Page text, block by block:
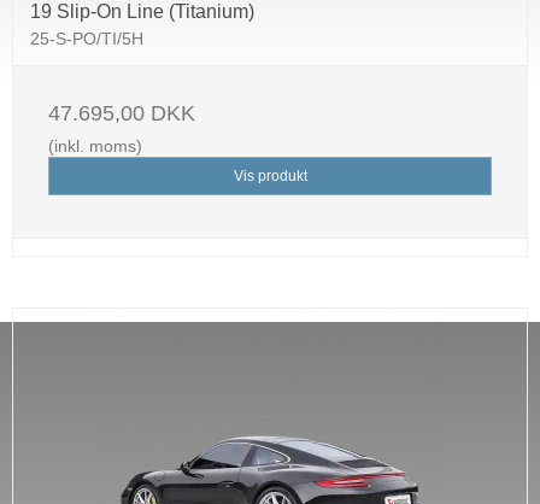
19 Slip-On Line (Titanium)
25-S-PO/TI/5H
47.695,00 DKK
(inkl. moms)
Vis produkt